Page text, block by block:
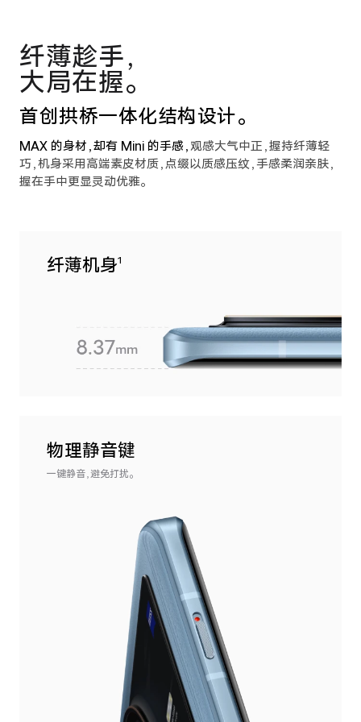
纤薄趁手，
大局在握。
首创拱桥一体化结构设计。
MAX 的身材，却有 Mini 的手感， 观感大气中正，握持纤薄轻
巧，机身采用高端素皮材质，点缀以质感压纹，手感柔润亲肤，
握在手中更显灵动优雅。
纤薄机身1
物理静音键
一键静音，避免打扰。